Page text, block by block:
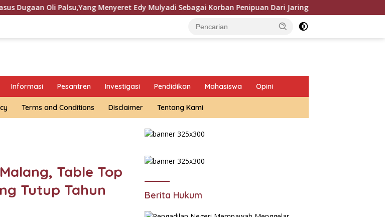
Menyeret Edy Mulyadi Sebagai Korban Penipuan Dari Jaringan Pemasok PT. DAB
Informasi Pesantren Investigasi Pendidikan Mahasiswa Opini
Terms and Conditions Disclaimer Tentang Kami
Table Top
Tutup Tahun
Berita Hukum